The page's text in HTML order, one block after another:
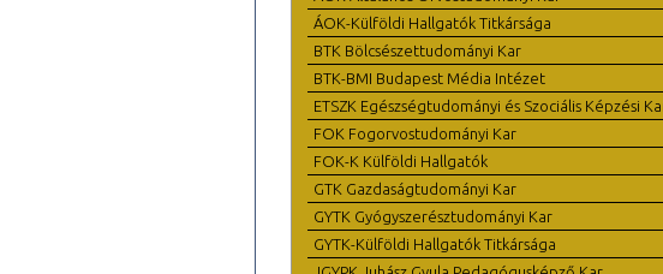
ÁOK-Külföldi Hallgatók Titkársága
BTK Bölcsészettudományi Kar
BTK-BMI Budapest Média Intézet
ETSZK Egészségtudományi és Szociális Képzési
FOK Fogorvostudományi Kar
FOK-K Külföldi Hallgatók
GTK Gazdaságtudományi Kar
GYTK Gyógyszerésztudományi Kar
GYTK-Külföldi Hallgatók Titkársága